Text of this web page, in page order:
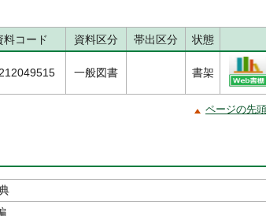
料コード 資料区分 帯出区分 状態
一般図書 書架
ページの先